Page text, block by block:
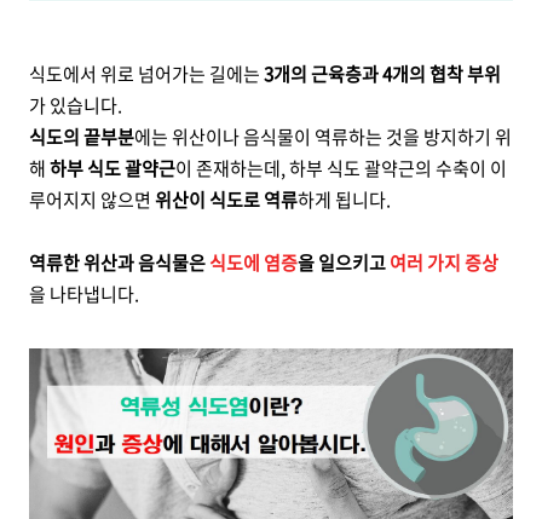
식도에서 위로 넘어가는 길에는3개의 근육층과 4개의 협착 부위
가 있습니다.
식도의 끝부분에는 위산이나 음식물이 역류하는 것을 방지하기 위
해하부 식도 괄약근이 존재하는데, 하부 식도 괄약근의 수축이 이
루어지지 않으면 위산이 식도로 역류하게 됩니다.
역류한 위산과 음식물은식도에 염증을 일으키고여러 가지 증상
을 나타냅니다.